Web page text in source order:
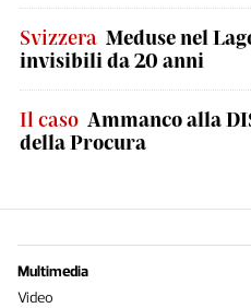
Svizzera Meduse nel
invisibili da 20 anni
Il caso Ammanco alla
della Procura
Multimedia
Video